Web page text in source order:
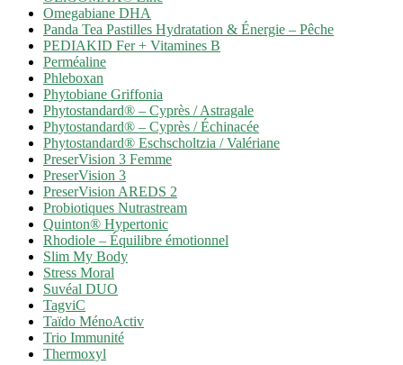
Omegabiane DHA
Panda Tea Pastilles Hydratation & Énergie – Pêche
PEDIAKID Fer + Vitamines B
Perméaline
Phleboxan
Phytobiane Griffonia
Phytostandard® – Cyprès / Astragale
Phytostandard® – Cyprès / Échinacée
Phytostandard® Eschscholtzia / Valériane
PreserVision 3 Femme
PreserVision 3
PreserVision AREDS 2
Probiotiques Nutrastream
Quinton® Hypertonic
Rhodiole – Équilibre émotionnel
Slim My Body
Stress Moral
Suvéal DUO
TagviC
Taïdo MénoActiv
Trio Immunité
Thermoxyl